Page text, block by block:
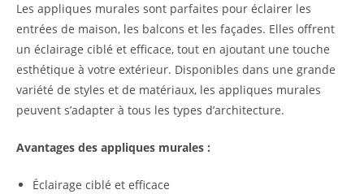
Les appliques murales sont parfaites pour éclairer les
entrées de maison, les balcons et les façades. Elles offrent
un éclairage ciblé et efficace, tout en ajoutant une touche
esthétique à votre extérieur. Disponibles dans une grande
variété de styles et de matériaux, les appliques murales
peuvent s’adapter à tous les types d’architecture.
Avantages des appliques murales :
Éclairage ciblé et efficace